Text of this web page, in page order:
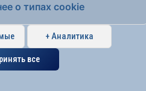
о типах cookie
+ Аналитика
все